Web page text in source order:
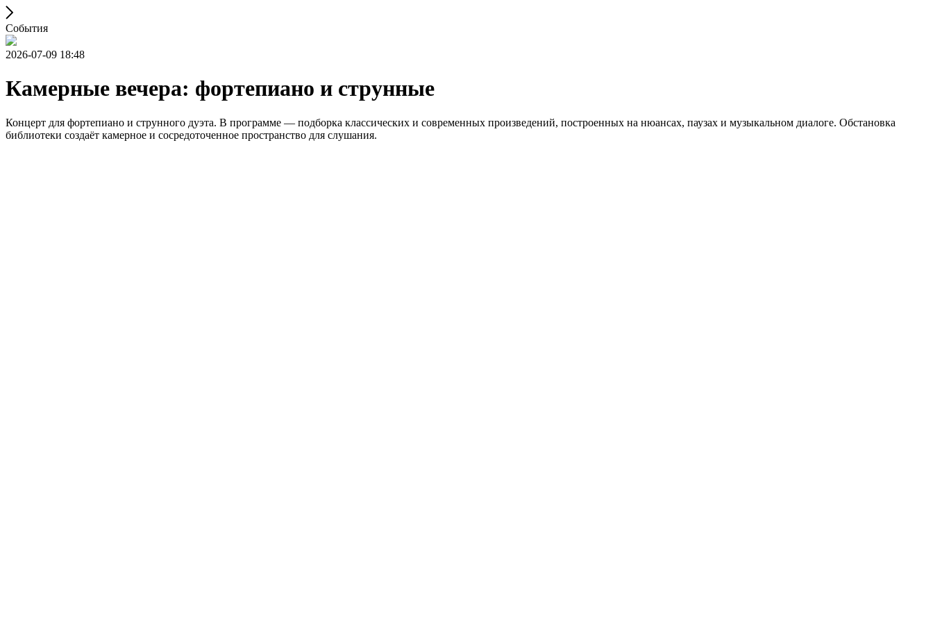
События
2026-07-09 18:48
Камерные вечера: фортепиано и струнные
Концерт для фортепиано и струнного дуэта. В программе — подборка классических и современных произведений, построенных на нюансах, паузах и музыкальном диалоге. Обстановка
библиотеки создаёт камерное и сосредоточенное пространство для слушания.